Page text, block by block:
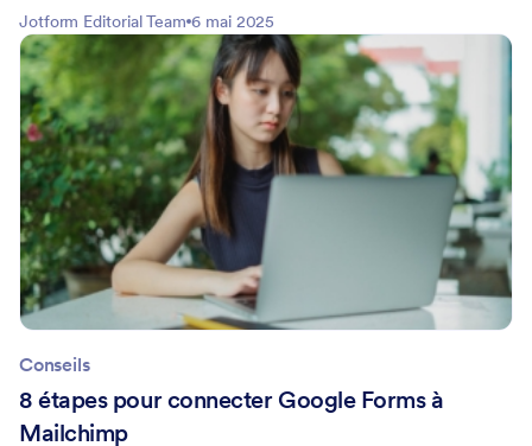
Jotform Editorial Team 6 mai 2025
Conseils
8 étapes pour connecter Google Forms à
Mailchimp